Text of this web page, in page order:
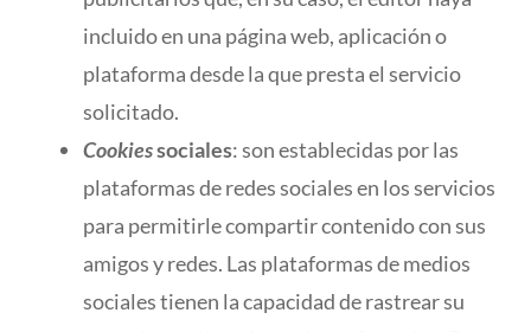
incluido en una página web, aplicación o
plataforma desde la que presta el servicio
solicitado.
Cookiessociales: son establecidas por las
plataformas de redes sociales en los servicios
para permitirle compartir contenido con sus
amigos y redes. Las plataformas de medios
sociales tienen la capacidad de rastrear su